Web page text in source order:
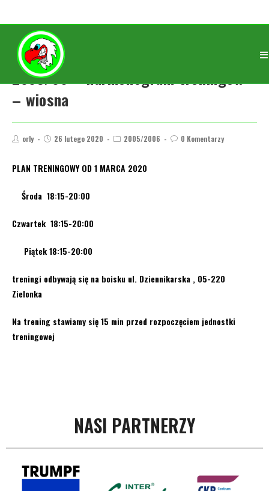
2005/06 – harmonogram treningów
– wiosna
orly 26 lutego 2020 2005/2006 0 Komentarzy
PLAN TRENINGOWY OD 1 MARCA 2020
Środa 18:15-20:00
Czwartek 18:15-20:00
Piątek18:15-20:00
treningi odbywają się na boisku ul. Dziennikarska , 05-220
Zielonka
Na trening stawiamy się 15 min przed rozpoczęciem jednostki
treningowej
NASI PARTNERZY